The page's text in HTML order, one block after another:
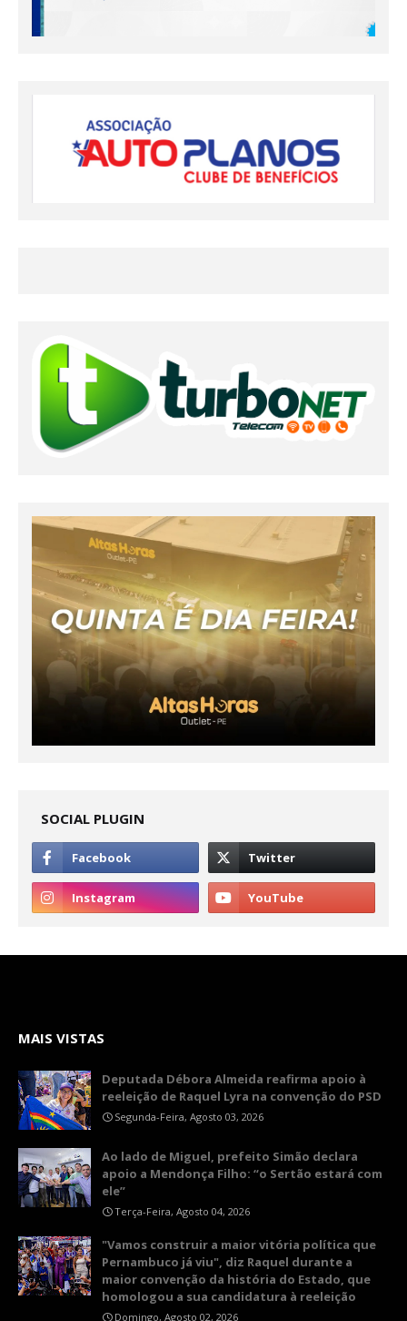
SOCIAL PLUGIN
MAIS VISTAS
Deputada Débora Almeida reafirma apoio à
reeleição de Raquel Lyra na convenção do PSD
Segunda-Feira, Agosto 03, 2026
Ao lado de Miguel, prefeito Simão declara
apoio a Mendonça Filho: “o Sertão estará com
ele”
Terça-Feira, Agosto 04, 2026
"Vamos construir a maior vitória política que
Pernambuco já viu", diz Raquel durante a
maior convenção da história do Estado, que
homologou a sua candidatura à reeleição
Domingo, Agosto 02, 2026